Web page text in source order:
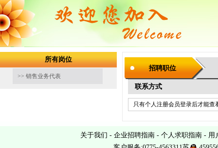
所有岗位
>> 销售业务代表
招聘职位
联系方式
只有个人注册会员登录后才能查
关于我们 - 企业招聘指南 - 个人求职指南 - 用